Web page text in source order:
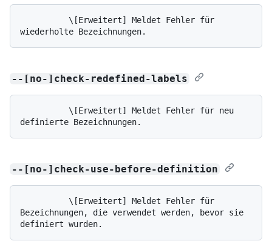
--[no-]check-redefined-labels
--[no-]check-use-before-definition
Bezeichnungen, die verwendet werden, bevor sie